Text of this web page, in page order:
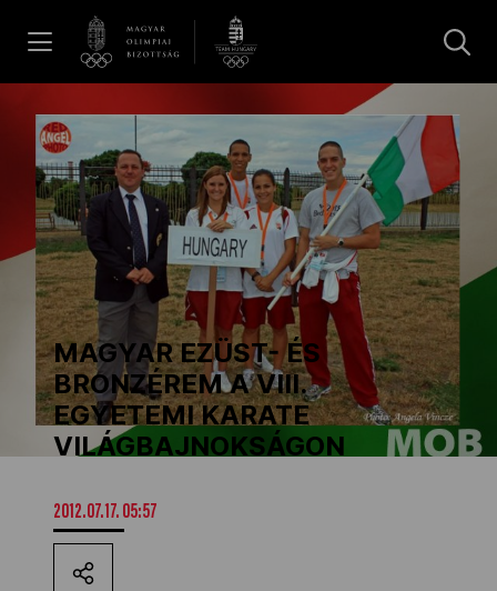
Hírek
Galéria
Dakar 2026
Los Angeles 2028
MOB
Kettőskarrier-program
MAGYAR EZÜST- ÉS
BRONZÉREM A VIII.
EGYETEMI KARATE
VILÁGBAJNOKSÁGON
2012.07.17. 05:57